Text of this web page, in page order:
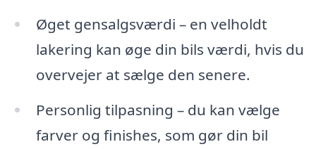
Øget gensalgsværdi – en velholdt
lakering kan øge din bils værdi, hvis du
overvejer at sælge den senere.
Personlig tilpasning – du kan vælge
farver og finishes, som gør din bil